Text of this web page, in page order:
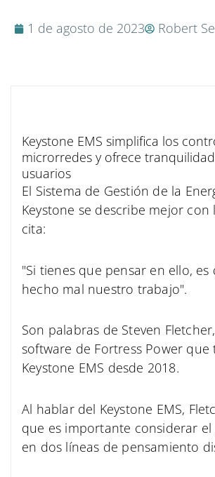
1 de agosto de 2023 Robert
Keystone EMS simplifica los
microrredes y ofrece
usuarios
El Sistema de Gestión de la
Keystone se describe mejor con
cita:
"Si tienes que pensar en ello, es
hecho mal nuestro trabajo".
Son palabras de Steven
software de Fortress Power que
Keystone EMS desde 2018.
Al hablar del Keystone EMS,
que es importante considerar el
en dos líneas de pensamiento